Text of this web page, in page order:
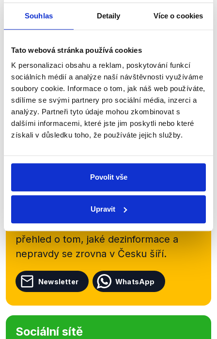
Souhlas Detaily Více o cookies
Tato webová stránka používá cookies
K personalizaci obsahu a reklam, poskytování funkcí
sociálních médií a analýze naší návštěvnosti využíváme
soubory cookie. Informace o tom, jak náš web používáte,
sdílíme se svými partnery pro sociální média, inzerci a
analýzy. Partneři tyto údaje mohou zkombinovat s
dalšími informacemi, které jste jim poskytli nebo které
získali v důsledku toho, že používáte jejich služby.
Povolit vše
Upravit
Minulé a budoucí armádní zakázky
2. února 2022
jsme analyzovali již mnohokrát, tentokrát však
poprvé jako výroky ministryně obrany. Pro Deník N
Černochová mluvila o nákupu techniky za jejích...
Číst dál
Zůstaňme v kontaktu
Přihlaste se k odběru našeho
newsletteru nebowhatsappového
kanálu, kde pravidelně přinášíme
shrnutí nejzajímavějších článků a analýz.
Začněte nás odebírat, a mějte tak
přehled o tom, jaké dezinformace a
nepravdy se zrovna v Česku šíří.
Newsletter WhatsApp
Sociální sítě